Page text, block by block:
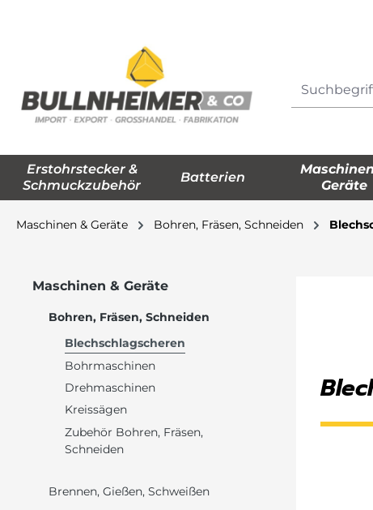
Erstohrstecker &
Schmuckzubehör
Batterien
Geräte
Maschinen & Geräte Bohren, Fräsen, Schneiden
Maschinen & Geräte
Bohren, Fräsen, Schneiden
Blechschlagscheren
Bohrmaschinen
Drehmaschinen
Kreissägen
Zubehör Bohren, Fräsen,
Schneiden
Brennen, Gießen, Schweißen